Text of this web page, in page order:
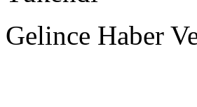
Gelince Haber